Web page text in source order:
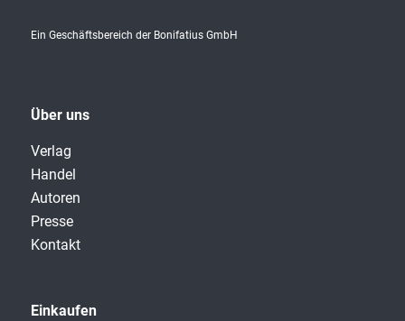
Ein Geschäftsbereich der Bonifatius GmbH
Über uns
Verlag
Handel
Autoren
Presse
Kontakt
Einkaufen